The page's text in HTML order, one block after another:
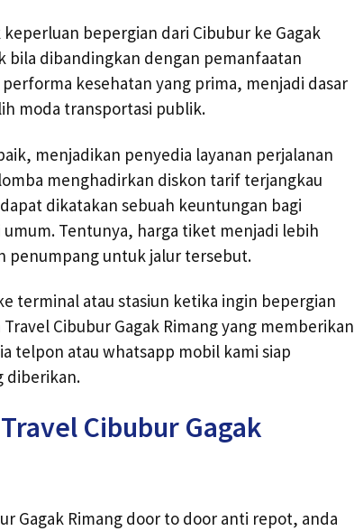
bepergian dari Cibubur ke Gagak
bila dibandingkan dengan pemanfaatan
kesehatan yang prima, menjadi dasar
moda transportasi publik.
menjadikan penyedia layanan perjalanan
menghadirkan diskon tarif terjangkau
dikatakan sebuah keuntungan bagi
Tentunya, harga tiket menjadi lebih
penumpang untuk jalur tersebut.
terminal atau stasiun ketika ingin bepergian
Cibubur Gagak Rimang yang memberikan
telpon atau whatsapp mobil kami siap
diberikan.
Cibubur Gagak
Gagak Rimang door to door anti repot, anda